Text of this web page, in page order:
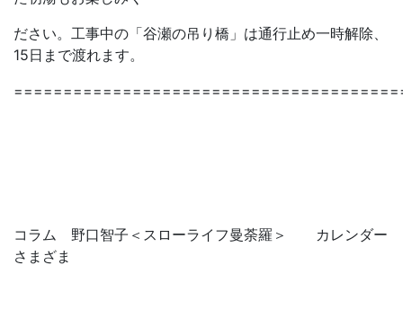
ださい。工事中の「谷瀬の吊り橋」は通行止め一時解除、
15日まで渡れます。
コラム 野口智子＜スローライフ曼荼羅＞ カレンダー
さまざま